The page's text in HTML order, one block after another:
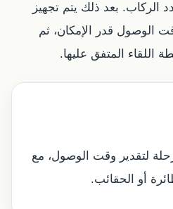
بعد ذلك يتم تجهيز
الوصول قدر الإمكان، ثم
اللقاء المتفق عليها.
لتقدير وقت الوصول، مع
أو الحقائب.